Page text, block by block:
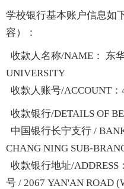
学校银行基本账户信息如
容）：
收款人名称/NAME： 东
UNIVERSITY
收款人账号/ACCOUNT：
收款银行/DETAILS OF
中国银行长宁支行 /
CHANG NING SUB-
收款银行地址/
号 / 2067 YAN'AN ROAD